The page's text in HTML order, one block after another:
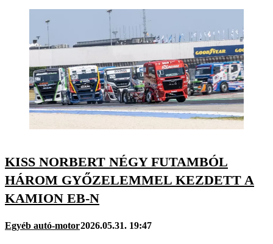
KISS NORBERT NÉGY FUTAMBÓL
HÁROM GYŐZELEMMEL KEZDETT A
KAMION EB-N
Egyéb autó-motor2026.05.31. 19:47